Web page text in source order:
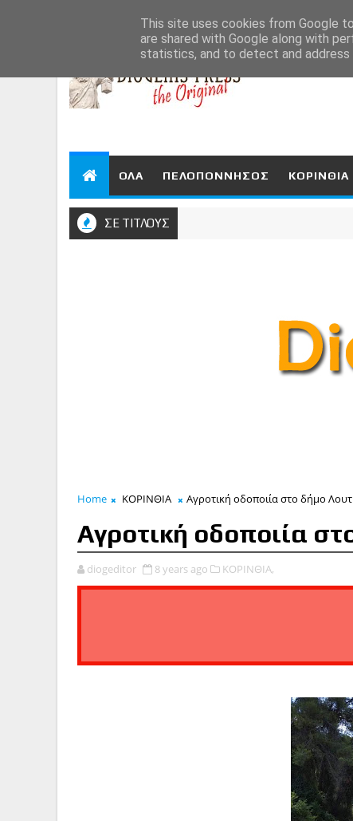
ΟΛΑ ΠΕΛΟΠΟΝΝΗΣΟΣ ΚΟΡΙΝΘΙΑ
ΣΕ ΤΙΤΛΟΥΣ
Home ΚΟΡΙΝΘΙΑ Αγροτική οδοποιία στο δήμο
Αγροτική οδοποιία
diogeditor 8 years ago ΚΟΡΙΝΘΙΑ,
This site uses cookies from Google
are shared with Google along with
statistics, and to detect and address